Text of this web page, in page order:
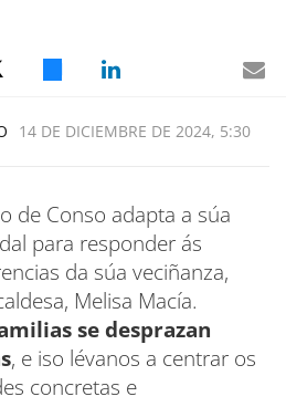
14 DE DICIEMBRE DE 2024, 5:30
de Conso adapta a súa
para responder ás
da súa veciñanza,
Melisa Macía.
se desprazan
, e iso lévanos a centrar os
concretas e